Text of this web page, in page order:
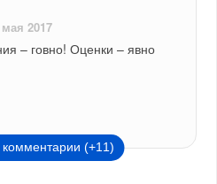
мая 2017
– говно! Оценки – явно
комментарии (+11)